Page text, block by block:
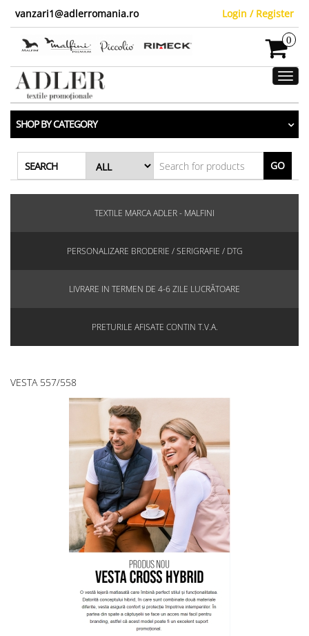
vanzari1@adlerromania.ro Login / Register
0
SHOP BY CATEGORY
SEARCH GO
TEXTILE MARCA ADLER - MALFINI
PERSONALIZARE BRODERIE / SERIGRAFIE / DTG
LIVRARE IN TERMEN DE 4-6 ZILE LUCRĂTOARE
PRETURILE AFISATE CONTIN T.V.A.
VESTA 557/558